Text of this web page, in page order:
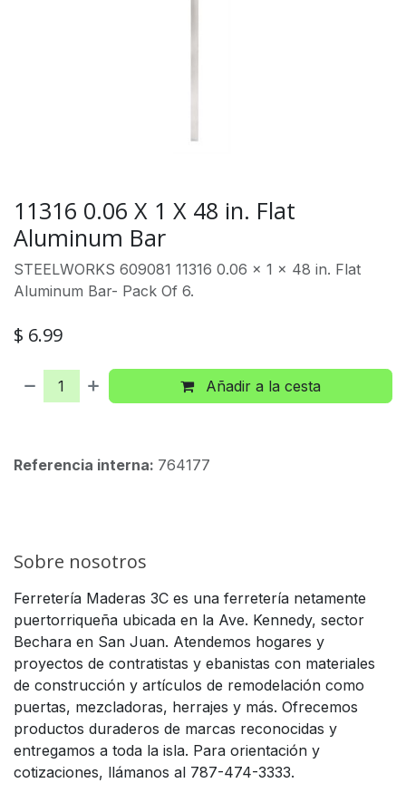
11316 0.06 X 1 X 48 in. Flat
Aluminum Bar
STEELWORKS 609081 11316 0.06 x 1 x 48 in. Flat
Aluminum Bar- Pack Of 6.
$ 6.99
Añadir a la cesta
Referencia interna: 764177
Sobre nosotros
Ferretería Maderas 3C es una ferretería netamente
puertorriqueña ubicada en la Ave. Kennedy, sector
Bechara en San Juan. Atendemos hogares y
proyectos de contratistas y ebanistas con materiales
de construcción y artículos de remodelación como
puertas, mezcladoras, herrajes y más. Ofrecemos
productos duraderos de marcas reconocidas y
entregamos a toda la isla. Para orientación y
cotizaciones, llámanos al 787-474-3333.